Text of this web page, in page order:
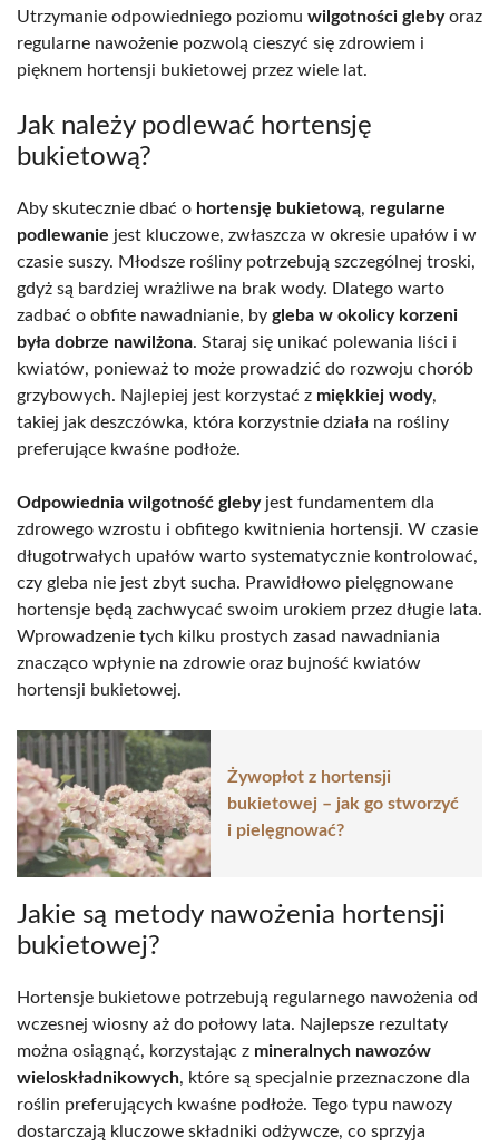
Utrzymanie odpowiedniego poziomu wilgotności glebyoraz
regularne nawożenie pozwolą cieszyć się zdrowiem i
pięknem hortensji bukietowej przez wiele lat.
Jak należy podlewać hortensję
bukietową?
Aby skutecznie dbać o hortensję bukietową, regularne
podlewanie jest kluczowe, zwłaszcza w okresie upałów i w
czasie suszy. Młodsze rośliny potrzebują szczególnej troski,
gdyż są bardziej wrażliwe na brak wody. Dlatego warto
zadbać o obfite nawadnianie, by gleba w okolicy korzeni
była dobrze nawilżona. Staraj się unikać polewania liści i
kwiatów, ponieważ to może prowadzić do rozwoju chorób
grzybowych. Najlepiej jest korzystać z miękkiej wody,
takiej jak deszczówka, która korzystnie działa na rośliny
preferujące kwaśne podłoże.
Odpowiednia wilgotność glebyjest fundamentem dla
zdrowego wzrostu i obfitego kwitnienia hortensji. W czasie
długotrwałych upałów warto systematycznie kontrolować,
czy gleba nie jest zbyt sucha. Prawidłowo pielęgnowane
hortensje będą zachwycać swoim urokiem przez długie lata.
Wprowadzenie tych kilku prostych zasad nawadniania
znacząco wpłynie na zdrowie oraz bujność kwiatów
hortensji bukietowej.
Żywopłot z hortensji
bukietowej – jak go stworzyć
i pielęgnować?
Jakie są metody nawożenia hortensji
bukietowej?
Hortensje bukietowe potrzebują regularnego nawożenia od
wczesnej wiosny aż do połowy lata. Najlepsze rezultaty
można osiągnąć, korzystając z mineralnych nawozów
wieloskładnikowych, które są specjalnie przeznaczone dla
roślin preferujących kwaśne podłoże. Tego typu nawozy
dostarczają kluczowe składniki odżywcze, co sprzyja